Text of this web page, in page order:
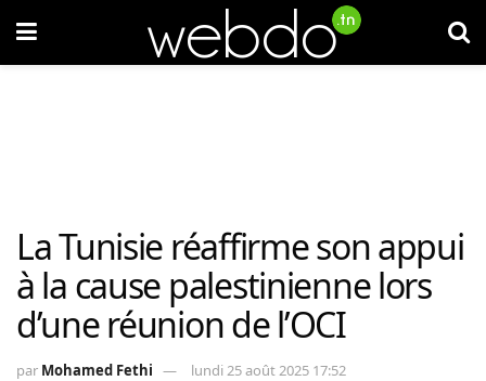
La Tunisie réaffirme son appui
à la cause palestinienne lors
d’une réunion de l’OCI
par Mohamed Fethi lundi 25 août 2025 17:52